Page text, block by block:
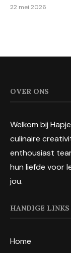
22 mei 2026
OVER ONS
Welkom bij
culinaire
enthousiast
hun liefde voor
jou.
HANDIGE LINKS
Home